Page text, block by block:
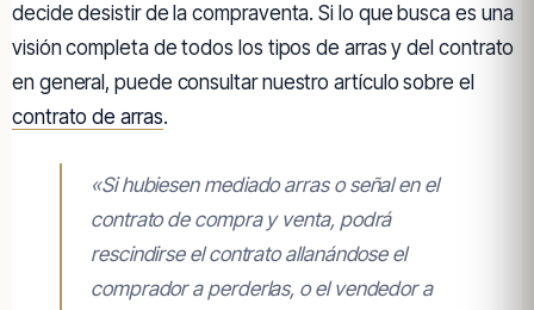
decide desistir de la compraventa. Si lo que busca es una
visión completa de todos los tipos de arras y del contrato
en general, puede consultar nuestro artículo sobre el
contrato de arras.
«Si hubiesen mediado arras o señal en el
contrato de compra y venta, podrá
rescindirse el contrato allanándose el
comprador a perderlas, o el vendedor a